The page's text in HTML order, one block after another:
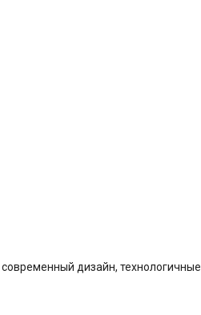
дизайн, технологичные